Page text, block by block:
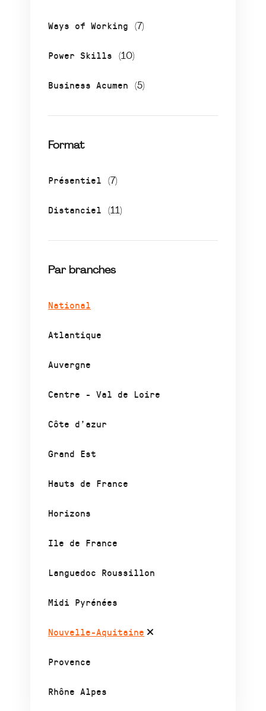
Ways of Working (7)
Power Skills (10)
Business Acumen (5)
Format
Présentiel (7)
Distanciel (11)
Par branches
National
Atlantique
Auvergne
Centre - Val de Loire
Côte d’azur
Grand Est
Hauts de France
Horizons
Ile de France
Languedoc Roussillon
Midi Pyrénées
Nouvelle-Aquitaine
Provence
Rhône Alpes